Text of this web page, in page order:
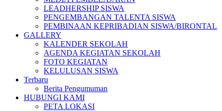
LEADHERSHIP SISWA
PENGEMBANGAN TALENTA SISWA
PEMBINAAN KEPRIBADIAN SISWA/BIRONTAL
GALLERY
KALENDER SEKOLAH
AGENDA KEGIATAN SEKOLAH
FOTO KEGIATAN
KELULUSAN SISWA
Terbaru
Berita Pengumuman
HUBUNGI KAMI
PETA LOKASI